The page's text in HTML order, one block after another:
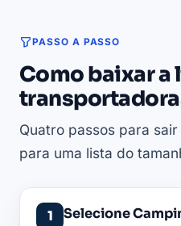
PASSO A PASSO
Como baixar a
Quatro passos para
para uma lista do
Selecione